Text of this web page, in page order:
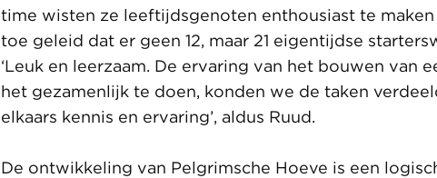
time wisten ze leeftijdsgenoten enthousiast te
toe geleid dat er geen 12, maar 21 eigentijdse
‘Leuk en leerzaam. De ervaring van het bouwen van
het gezamenlijk te doen, konden we de taken
elkaars kennis en ervaring’, aldus Ruud.
De ontwikkeling van Pelgrimsche Hoeve is een